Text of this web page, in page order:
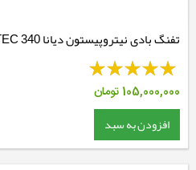
تفنگ بادی نیتروپیستون دیانا 340 N-TEC لوکس
105,000,000 تومان
افزودن به سبد